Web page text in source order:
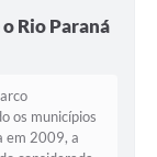
Rio Paraná
os municípios
em 2009, a